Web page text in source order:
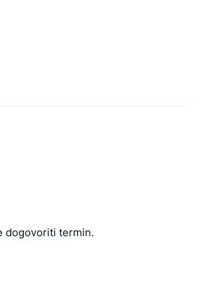
dogovoriti termin.